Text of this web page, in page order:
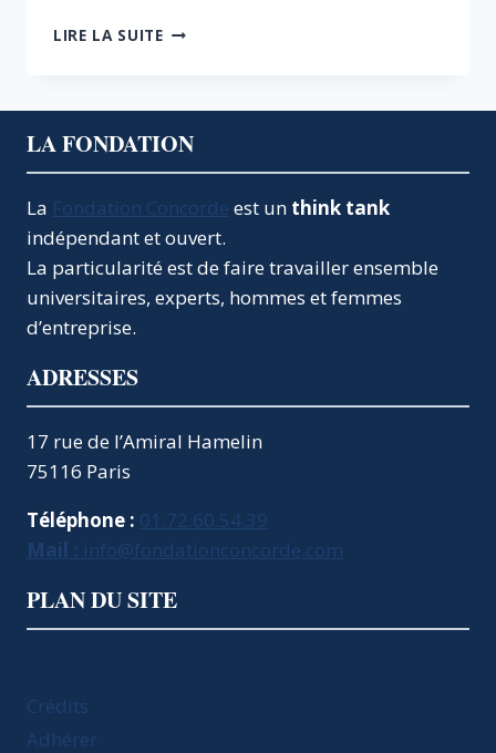
LIRE LA SUITEQUELQUES
DÉPENSE
PUBLIQUE.
UN
GRAND
AUDIT
L’ETAT.
LA FONDATION
La Fondation Concorde est un think tank
indépendant et ouvert.
La particularité est de faire travailler ensemble
universitaires, experts, hommes et femmes
d’entreprise.
ADRESSES
17 rue de l’Amiral Hamelin
75116 Paris
Téléphone : 01.72.60.54.39
Mail : info@fondationconcorde.com
PLAN DU SITE
Crédits
Adhérer